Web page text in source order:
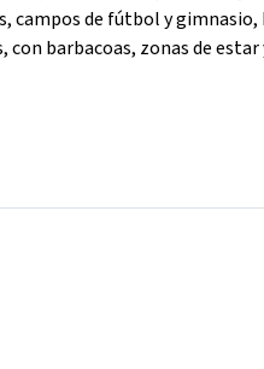
campos de fútbol y
barbacoas, zonas de estar